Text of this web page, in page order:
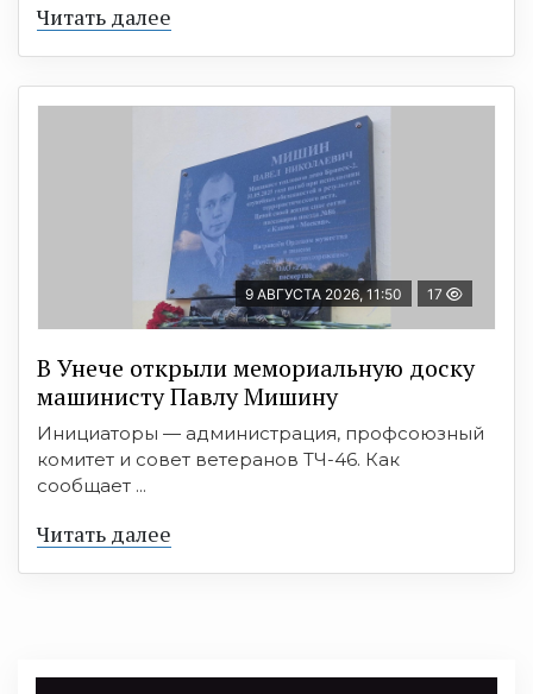
Читать далее
9 АВГУСТА 2026, 11:50 17
В Унече открыли мемориальную доску
машинисту Павлу Мишину
Инициаторы — администрация, профсоюзный
комитет и совет ветеранов ТЧ-46. Как
сообщает ...
Читать далее